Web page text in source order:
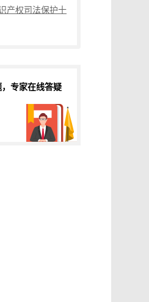
产权司法保护十
专家在线答疑